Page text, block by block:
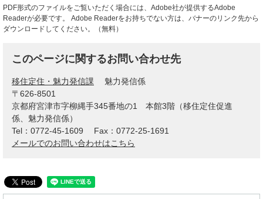
PDF形式のファイルをご覧いただく場合には、Adobe社が提供するAdobe
Readerが必要です。
Adobe Readerをお持ちでない方は、バナーのリンク先から
ダウンロードしてください。（無料）
このページに関するお問い合わせ先
移住定住・魅力発信課
魅力発信係
〒626-8501
京都府宮津市字柳縄手345番地の1 本館3階（移住定住促進
係、魅力発信係）
Tel：0772-45-1609
Fax：0772-25-1691
メールでのお問い合わせはこちら